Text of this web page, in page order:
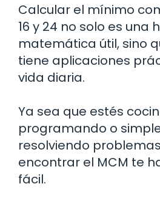
Calcular el mínimo
16 y 24 no solo es una
matemática útil, sino
tiene aplicaciones
vida diaria.
Ya sea que estés
programando o
resolviendo
encontrar el MCM te
fácil.